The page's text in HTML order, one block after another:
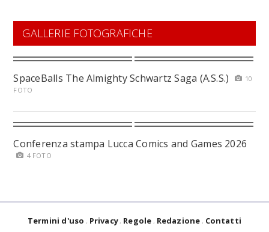
GALLERIE FOTOGRAFICHE
SpaceBalls The Almighty Schwartz Saga (A.S.S.)
10
FOTO
Conferenza stampa Lucca Comics and Games 2026
4 FOTO
Termini d'uso Privacy Regole Redazione Contatti